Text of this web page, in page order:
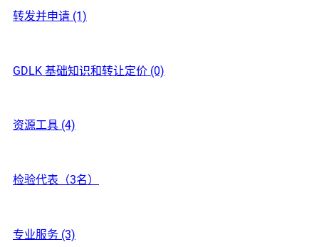
转发并申请 (1)
GDLK 基础知识和转让定价 (0)
资源工具 (4)
检验代表（3名）
专业服务 (3)